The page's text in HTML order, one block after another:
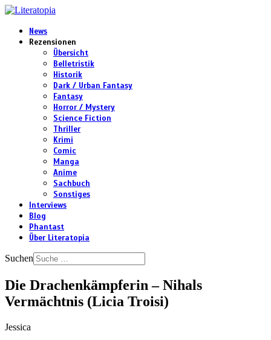
News
Rezensionen
Übersicht
Belletristik
Historik
Dark / Urban Fantasy
Fantasy
Horror / Mystery
Science Fiction
Thriller
Krimi
Comic
Manga
Anime
Sachbuch
Sonstiges
Interviews
Blog
Phantast
Über Literatopia
Suchen
Die Drachenkämpferin – Nihals
Vermächtnis (Licia Troisi)
Jessica